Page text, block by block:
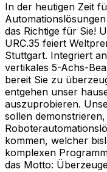
In der heutigen Zeit
das Richtige für Sie!
URC.35 feiert
Stuttgart. Integriert
vertikales 5-Achs-
bereit Sie zu
entgehen unser
auszuprobieren.
sollen demonstrieren,
kommen, welcher
komplexen
das Motto: